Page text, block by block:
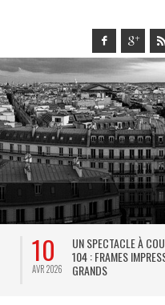
10
AVR 2026
UN SPECTACLE À
104 : FRAMES
GRANDS